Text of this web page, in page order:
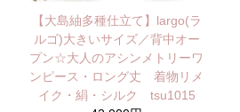
【大島紬多種仕立て】largo(ラ
ルゴ)大きいサイズ／背中オー
プン☆大人のアシンメトリーワ
ンピース・ロング丈 着物リメ
イク・絹・シルク tsu1015